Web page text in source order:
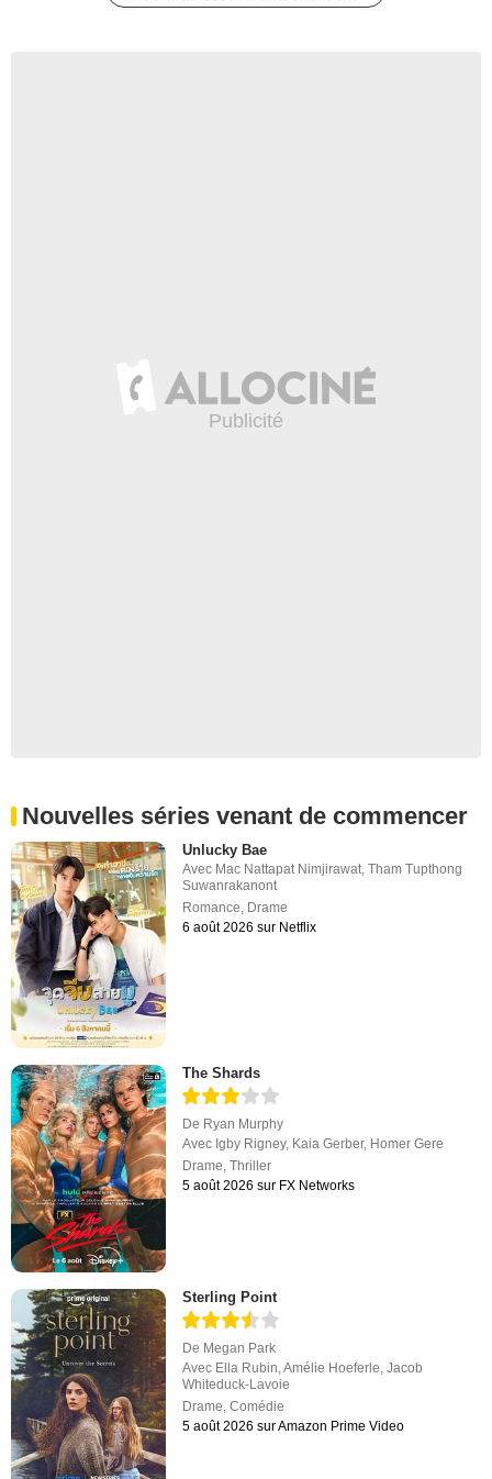
Nouvelles séries venant de commencer
Unlucky Bae
Avec Mac Nattapat Nimjirawat,Tham Tupthong
Suwanrakanont
Romance, Drame
6 août 2026 sur Netflix
The Shards
De Ryan Murphy
Avec Igby Rigney, Kaia Gerber, Homer Gere
Drame,Thriller
5 août 2026 sur FX Networks
Sterling Point
De Megan Park
Avec Ella Rubin ,Amélie Hoeferle ,Jacob
Whiteduck-Lavoie
Drame ,Comédie
5 août 2026 sur Amazon Prime Video